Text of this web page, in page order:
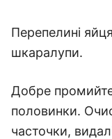
Перепелині
шкаралупи.
Добре промийте
половинки.
часточки,